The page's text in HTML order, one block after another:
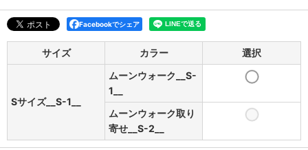
Facebookでシェア
サイズ カラー 選択
Sサイズ__S-1__
ムーンウォーク__S-
1__
ムーンウォーク取り
寄せ__S-2__